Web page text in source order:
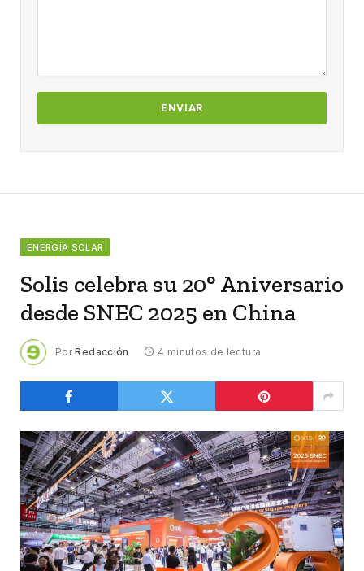
ENERGÍA SOLAR
Solis celebra su 20° Aniversario
desde SNEC 2025 en China
Por Redacción 4 minutos de lectura